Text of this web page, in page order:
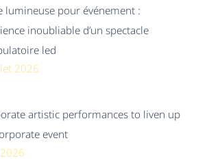
lumineuse pour événement :
inoubliable d’un spectacle
led
2026
artistic performances to liven up
event